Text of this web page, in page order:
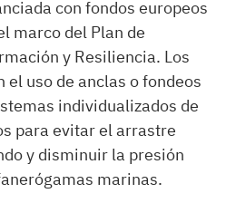
con fondos europeos
marco del Plan de
y Resiliencia. Los
uso de anclas o fondeos
individualizados de
para evitar el arrastre
y disminuir la presión
marinas.